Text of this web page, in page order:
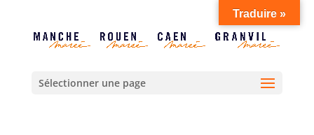
Sélectionner une page
Traduire »